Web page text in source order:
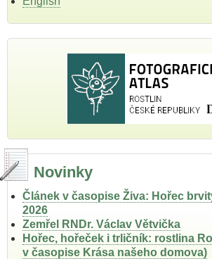
Novinky
Článek v časopise Živa: Hořec
2026
Zemřel RNDr. Václav Větvička
Hořec, hořeček i trličník: rostlina
v časopise Krása našeho domova)